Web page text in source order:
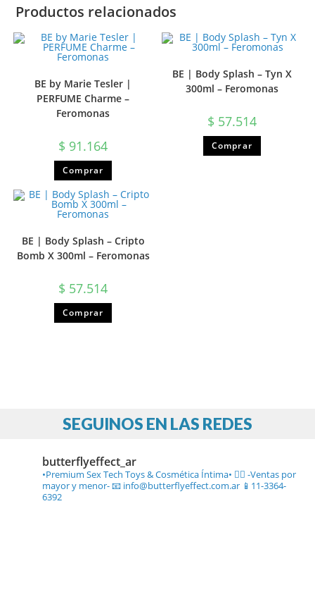
Productos relacionados
BE by Marie Tesler |
PERFUME Charme –
Feromonas
$ 91.164
Comprar
BE | Body Splash – Tyn X
300ml – Feromonas
$ 57.514
Comprar
BE | Body Splash – Cripto
Bomb X 300ml – Feromonas
$ 57.514
Comprar
SEGUINOS EN LAS REDES
butterflyeffect_ar
•Premium Sex Tech Toys & Cosmética Íntima• ❤️‍🔥 -Ventas por
mayor y menor-📧 info@butterflyeffect.com.ar 📱11-3364-
6392